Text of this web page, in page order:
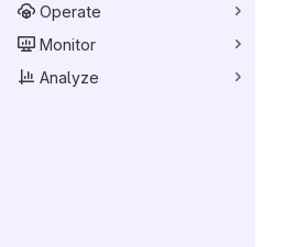
Operate
Monitor
Analyze